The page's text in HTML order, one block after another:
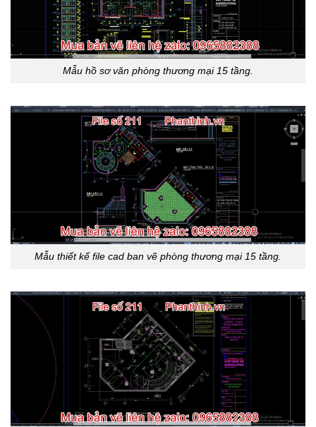
Mẫu hồ sơ văn phòng thương mại 15 tầng.
Mẫu thiết kế file cad ban vẽ phòng thương mại 15 tầng.